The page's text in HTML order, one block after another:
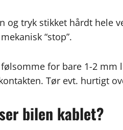
og tryk stikket hårdt hele
“stop”.
for bare 1-2 mm
Tør evt. hurtigt
bilen kablet?